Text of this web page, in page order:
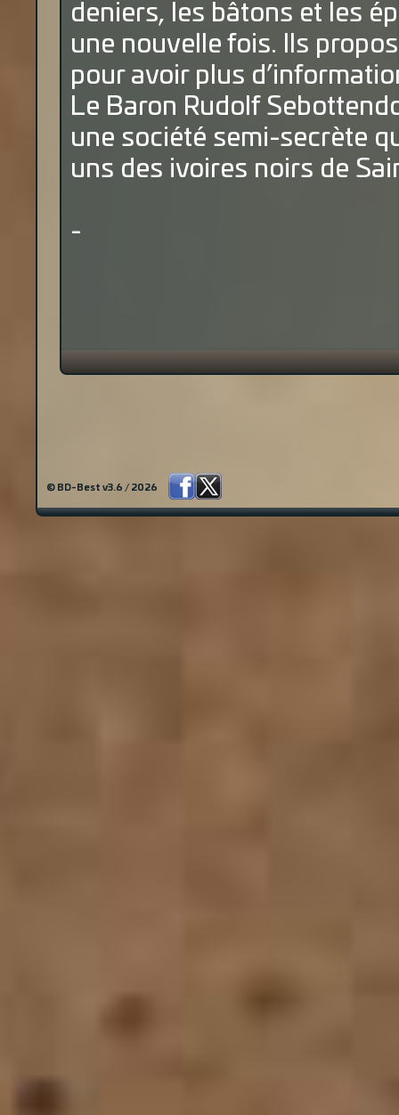
deniers, les bâtons et les
une nouvelle fois. Ils
pour avoir plus
Le Baron Rudolf
une société semi-secrète
uns des ivoires noirs de
-
© BD-Best v3.6 / 2026